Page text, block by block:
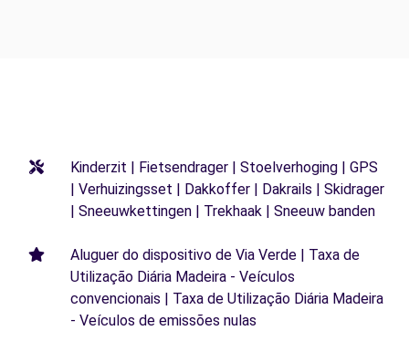
Kinderzit | Fietsendrager | Stoelverhoging | GPS
| Verhuizingsset | Dakkoffer | Dakrails | Skidrager
| Sneeuwkettingen | Trekhaak | Sneeuw banden
Aluguer do dispositivo de Via Verde | Taxa de
Utilização Diária Madeira - Veículos
convencionais | Taxa de Utilização Diária Madeira
- Veículos de emissões nulas